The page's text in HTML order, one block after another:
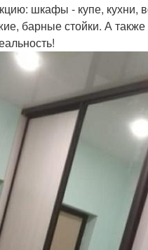
шкафы - купе, кухни,
барные стойки. А также